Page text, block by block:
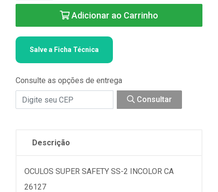
Adicionar ao Carrinho
Salve a Ficha Técnica
Consulte as opções de entrega
Consultar
Descrição
OCULOS SUPER SAFETY SS-2 INCOLOR CA
26127